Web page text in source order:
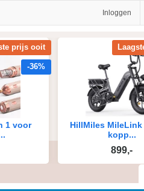
Inloggen